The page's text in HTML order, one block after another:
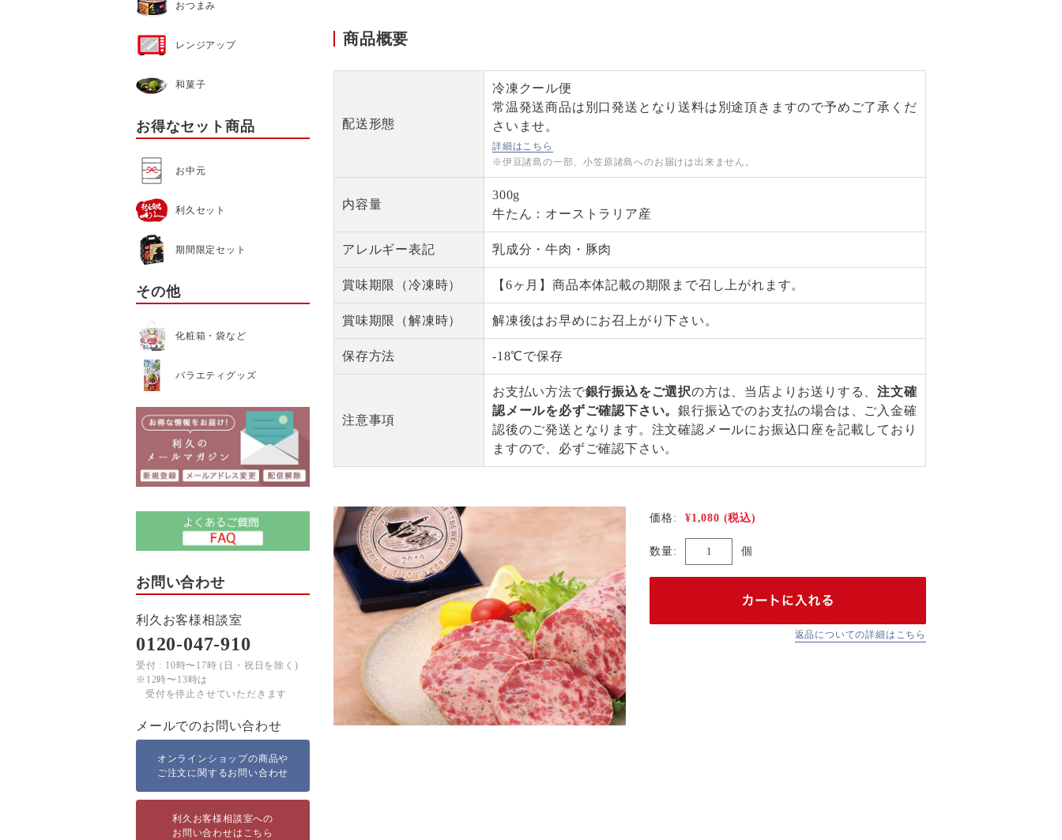
商品概要
配送形態
冷凍クール便
常温発送商品は別口発送となり送料は別途頂きますので予めご了承くだ
さいませ。
詳細はこちら
※伊豆諸島の一部、小笠原諸島へのお届けは出来ません。
内容量
300g
牛たん：オーストラリア産
アレルギー表記 乳成分・牛肉・豚肉
賞味期限（冷凍時） 【6ヶ月】商品本体記載の期限まで召し上がれます。
賞味期限（解凍時） 解凍後はお早めにお召上がり下さい。
保存方法 -18℃で保存
注意事項
お支払い方法で銀行振込をご選択の方は、当店よりお送りする、注文確
認メールを必ずご確認下さい。銀行振込でのお支払の場合は、ご入金確
認後のご発送となります。注文確認メールにお振込口座を記載しており
ますので、必ずご確認下さい。
価格: ¥1,080 (税込)
数量: 個
返品についての詳細はこちら
おつまみ
レンジアップ
和菓子
お得なセット商品
お中元
利久セット
期間限定セット
その他
化粧箱・袋など
バラエティグッズ
お問い合わせ
利久お客様相談室
0120-047-910
受付 : 10時〜17時 (日・祝日を除く)
※12時〜13時は
受付を停止させていただきます
メールでのお問い合わせ
オンラインショップの商品や
ご注文に関するお問い合わせ
利久お客様相談室への
お問い合わせはこちら